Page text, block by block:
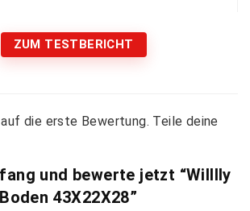
ZUM TESTBERICHT
die erste Bewertung. Teile deine
und bewerte jetzt “Willlly
43X22X28”